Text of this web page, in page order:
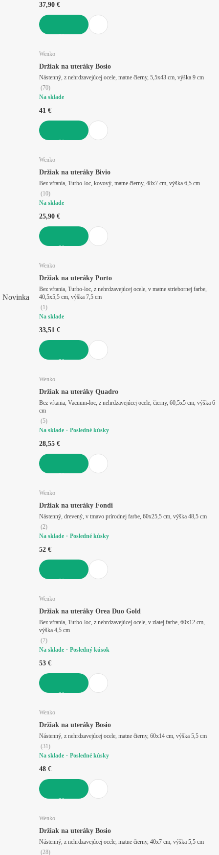
37,90 €
Wenko
Držiak na uteráky Bosio
Nástenný, z nehrdzavejúcej ocele, matne čierny, 5,5x43 cm, výška 9 cm
(70)
Na sklade
41 €
Wenko
Držiak na uteráky Bivio
Bez vŕtania, Turbo-loc, kovový, matne čierny, 48x7 cm, výška 6,5 cm
(10)
Na sklade
25,90 €
Novinka
Wenko
Držiak na uteráky Porto
Bez vŕtania, Turbo-loc, z nehrdzavejúcej ocele, v matne striebornej farbe,
40,5x5,5 cm, výška 7,5 cm
(1)
Na sklade
33,51 €
Wenko
Držiak na uteráky Quadro
Bez vŕtania, Vacuum-loc, z nehrdzavejúcej ocele, čierny, 60,5x5 cm, výška 6
cm
(5)
Na sklade
Posledné kúsky
28,55 €
Wenko
Držiak na uteráky Fondi
Nástenný, drevený, v tmavo prírodnej farbe, 60x25,5 cm, výška 48,5 cm
(2)
Na sklade
Posledné kúsky
52 €
Wenko
Držiak na uteráky Orea Duo Gold
Bez vŕtania, Turbo-loc, z nehrdzavejúcej ocele, v zlatej farbe, 60x12 cm,
výška 4,5 cm
(7)
Na sklade
Posledný kúsok
53 €
Wenko
Držiak na uteráky Bosio
Nástenný, z nehrdzavejúcej ocele, matne čierny, 60x14 cm, výška 5,5 cm
(31)
Na sklade
Posledné kúsky
48 €
Wenko
Držiak na uteráky Bosio
Nástenný, z nehrdzavejúcej ocele, matne čierny, 40x7 cm, výška 5,5 cm
(28)